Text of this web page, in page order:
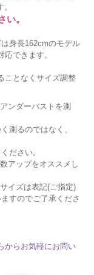
い。
身長162cmのモデル
できます。
ことなくサイズ調整
ンダーバストを測
測るのではなく、
ださい。
アップをオススメし
イズは表記(ご指定)
すのでご了承くださ
からお気軽にお問い